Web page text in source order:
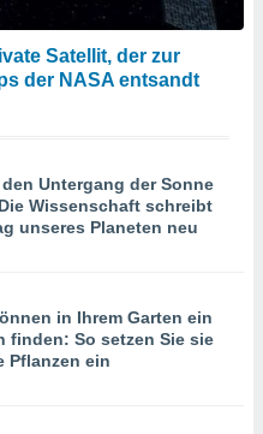
Satellit, der zur
der NASA entsandt
Untergang der Sonne
Wissenschaft schreibt
unseres Planeten neu
in Ihrem Garten ein
finden: So setzen Sie sie
Pflanzen ein